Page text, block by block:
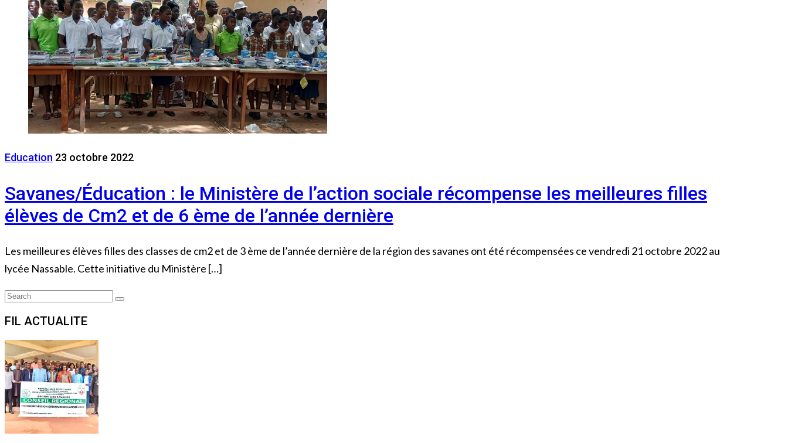
Education 23 octobre 2022
Savanes/Éducation : le Ministère de l’action sociale récompense les meilleures filles
élèves de Cm2 et de 6 ème de l’année dernière
Les meilleures élèves filles des classes de cm2 et de 3 ème de l’année dernière de la région des savanes ont été récompensées ce vendredi 21 octobre 2022 au
lycée Nassable. Cette initiative du Ministère […]
Search
Search
FIL ACTUALITE